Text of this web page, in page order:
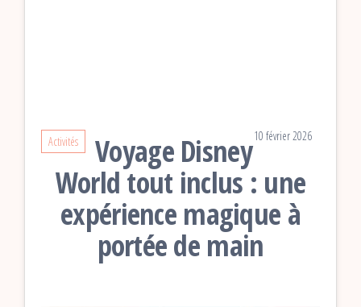
Activités 10 février 2026
Voyage Disney
World tout inclus : une
expérience magique à
portée de main